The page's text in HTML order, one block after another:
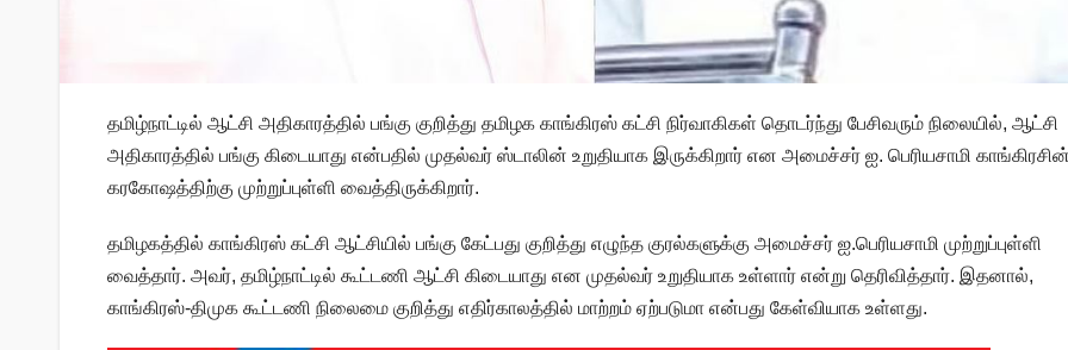
தமிழ்நாட்டில் ஆட்சி அதிகாரத்தில் பங்கு குறித்து தமிழக காங்கிரஸ் கட்சி நிர்வாகிகள் தொடர்ந்து பேசிவரும் நிலையில், ஆட்சி
அதிகாரத்தில் பங்கு கிடையாது என்பதில் முதல்வர் ஸ்டாலின் உறுதியாக இருக்கிறார் என அமைச்சர் ஐ. பெரியசாமி
கரகோஷத்திற்கு முற்றுப்புள்ளி வைத்திருக்கிறார்.
தமிழகத்தில் காங்கிரஸ் கட்சி ஆட்சியில் பங்கு கேட்பது குறித்து எழுந்த குரல்களுக்கு அமைச்சர் ஐ.பெரியசாமி முற்றுப்புள்ளி
வைத்தார். அவர், தமிழ்நாட்டில் கூட்டணி ஆட்சி கிடையாது என முதல்வர் உறுதியாக உள்ளார் என்று தெரிவித்தார். இதனால்,
காங்கிரஸ்-திமுக கூட்டணி நிலைமை குறித்து எதிர்காலத்தில் மாற்றம் ஏற்படுமா என்பது கேள்வியாக உள்ளது.